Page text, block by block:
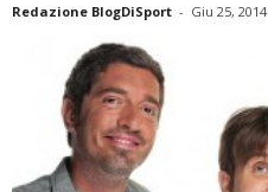
Redazione BlogDiSport - Giu 25, 2014